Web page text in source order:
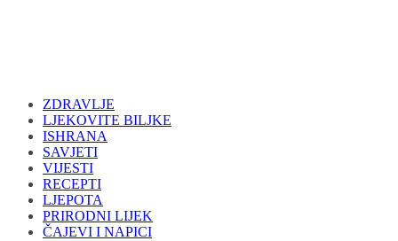
ZDRAVLJE
LJEKOVITE BILJKE
ISHRANA
SAVJETI
VIJESTI
RECEPTI
LJEPOTA
PRIRODNI LIJEK
ČAJEVI I NAPICI